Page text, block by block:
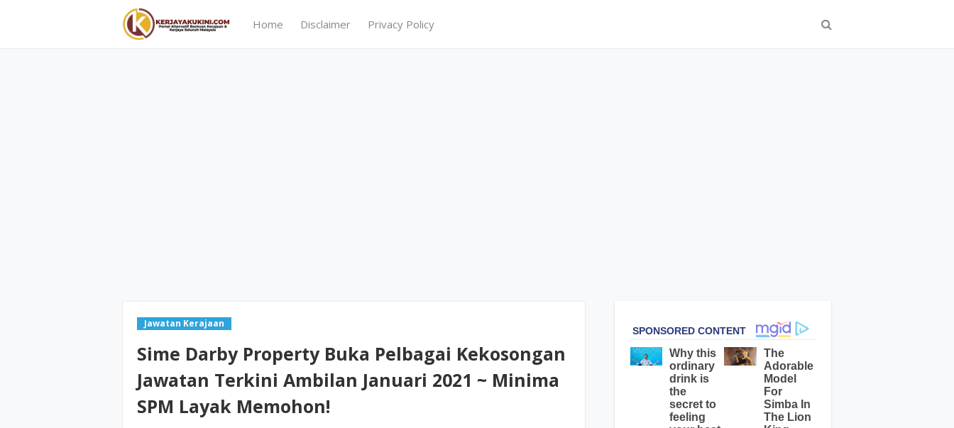
Home Disclaimer Privacy Policy
Jawatan Kerajaan
Sime Darby Property Buka Pelbagai Kekosongan
Jawatan Terkini Ambilan Januari 2021 ~ Minima
SPM Layak Memohon!